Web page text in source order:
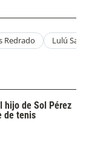
Redrado Lulú
hijo de Sol Pérez
de tenis